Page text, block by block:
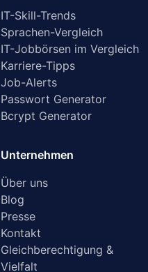
IT-Skill-Trends
Sprachen-Vergleich
IT-Jobbörsen im Vergleich
Karriere-Tipps
Job-Alerts
Passwort Generator
Bcrypt Generator
Unternehmen
Über uns
Blog
Presse
Kontakt
Gleichberechtigung &
Vielfalt